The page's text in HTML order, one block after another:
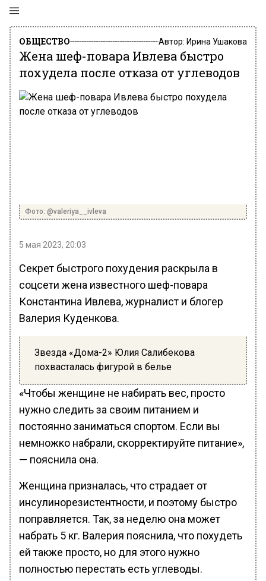
ОБЩЕСТВО Автор: Ирина Ушакова
Жена шеф-повара Ивлева быстро
похудела после отказа от углеводов
Фото: @valeriya__ivleva
5 мая 2023, 20:03
Секрет быстрого похудения раскрыла в
соцсети жена известного шеф-повара
Константина Ивлева, журналист и блогер
Валерия Куденкова.
Звезда «Дома-2» Юлия Салибекова
похвасталась фигурой в белье
«Чтобы женщине не набирать вес, просто
нужно следить за своим питанием и
постоянно заниматься спортом. Если вы
немножко набрали, скорректируйте питание»,
— пояснила она.
Женщина призналась, что страдает от
инсулинорезистентности, и поэтому быстро
поправляется. Так, за неделю она может
набрать 5 кг. Валерия пояснила, что похудеть
ей также просто, но для этого нужно
полностью перестать есть углеводы.